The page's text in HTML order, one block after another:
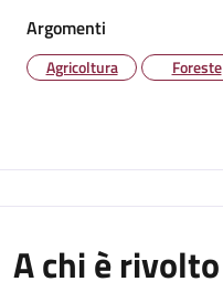
Argomenti
Agricoltura Foreste
A chi è rivolto